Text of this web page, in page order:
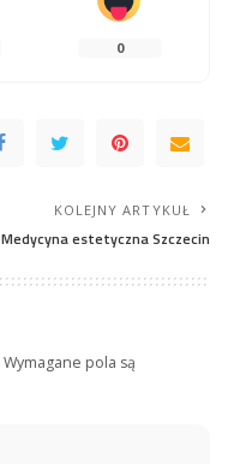
0
KOLEJNY ARTYKUŁ
Medycyna estetyczna Szczecin
Wymagane pola są